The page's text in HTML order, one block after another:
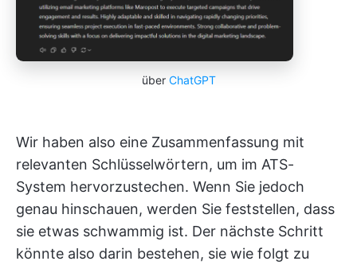
über ChatGPT
Wir haben also eine Zusammenfassung mit
relevanten Schlüsselwörtern, um im ATS-
System hervorzustechen. Wenn Sie jedoch
genau hinschauen, werden Sie feststellen, dass
sie etwas schwammig ist. Der nächste Schritt
könnte also darin bestehen, sie wie folgt zu